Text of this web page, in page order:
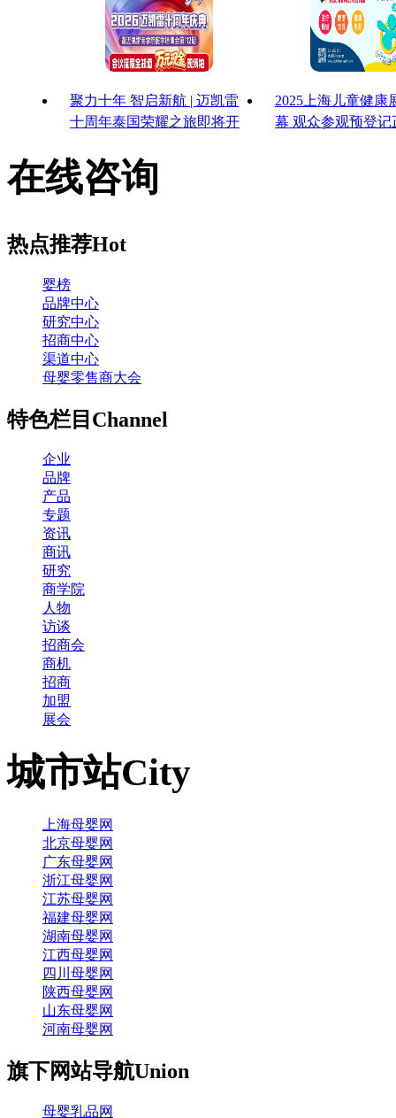
聚力十年 智启新航 | 迈凯雷
十周年泰国荣耀之旅即将开
2025上海儿童健康
幕 观众参观预登记
在线咨询
热点推荐Hot
婴榜
品牌中心
研究中心
招商中心
渠道中心
母婴零售商大会
特色栏目 Channel
企业
品牌
产品
专题
资讯
商讯
研究
商学院
人物
访谈
招商会
商机
招商
加盟
展会
城市站City
上海母婴网
北京母婴网
广东母婴网
浙江母婴网
江苏母婴网
福建母婴网
湖南母婴网
江西母婴网
四川母婴网
陕西母婴网
山东母婴网
河南母婴网
旗下网站导航Union
母婴乳品网